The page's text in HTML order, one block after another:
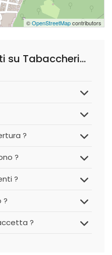
©OpenStreetMapcontributors
Domande Frequenti su Tabaccheria Bresciani
?
?
?
?
?